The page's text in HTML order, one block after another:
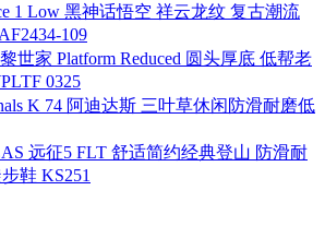
1 Low 黑神话悟空 祥云龙纹 复古潮流
109
世家 Platform Reduced 圆头厚底 低帮老
0325
K 74 阿迪达斯 三叶草休闲防滑耐磨低
远征5 FLT 舒适简约经典登山 防滑耐
鞋 KS251